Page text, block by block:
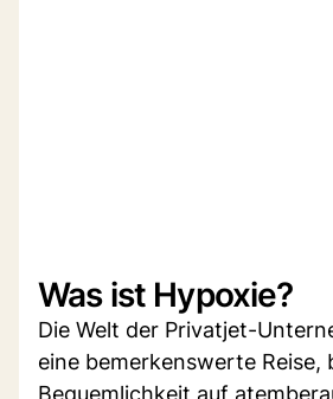
Was ist Hypoxie?
Die Welt der Privatjet-
eine bemerkenswerte Reise,
Bequemlichkeit auf